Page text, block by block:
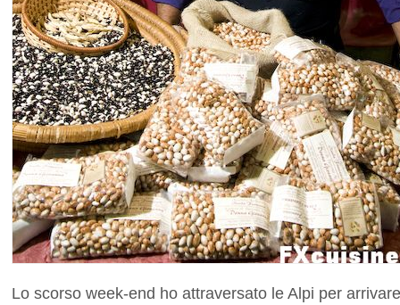
Lo scorso week-end ho attraversato le Alpi per